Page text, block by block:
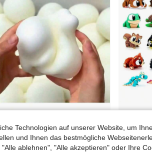
1 Stück japanischer Stil verformbares gedämpftes Brötchen Quetschspielzeug 6cm & 9cm weiches TPR langsam zurückspringender Stressabbau Ball süßes Brot Thema Erwachsene & Teenager Stressabbau sensorisches Geschenk lustige Schreibtisch Dekoration
5,19€
Technologien auf unserer Website, um
und Ihnen das bestmögliche
ablehnen", "Alle akzeptieren" oder Ihre